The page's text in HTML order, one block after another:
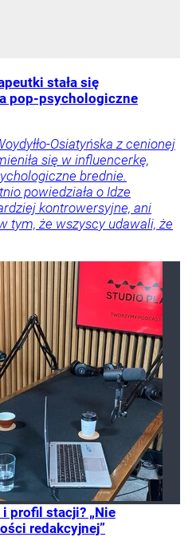
stała się
pop-psychologiczne
Osiatyńska z cenionej
się w influencerkę,
brednie.
powiedziała o Idze
kontrowersyjne, ani
tym, że wszyscy udawali, że
profil stacji? „Nie
redakcyjnej”